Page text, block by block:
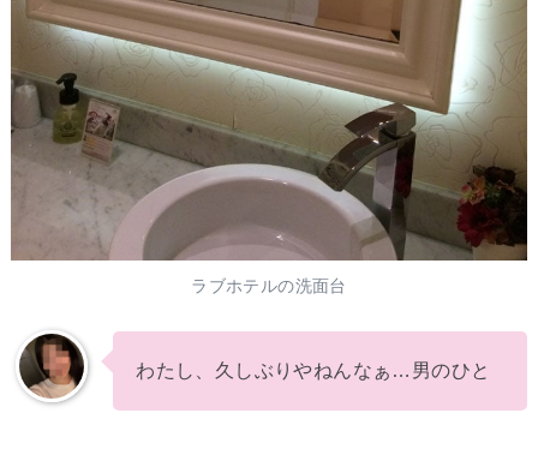
ラブホテルの洗面台
わたし、久しぶりやねんなぁ…男のひと